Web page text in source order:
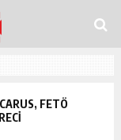
FETÖ